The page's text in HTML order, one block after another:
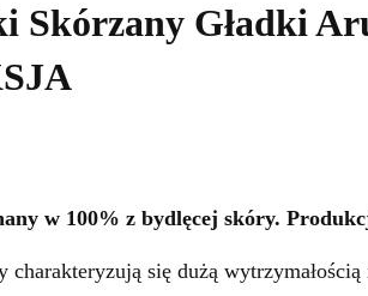
Skórzany Gładki
w 100% z bydlęcej skóry.
charakteryzują się dużą